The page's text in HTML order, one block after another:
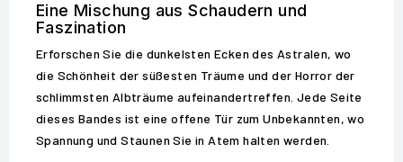
Eine Mischung aus Schaudern und
Faszination
Erforschen Sie die dunkelsten Ecken des Astralen, wo
die Schönheit der süßesten Träume und der Horror der
schlimmsten Albträume aufeinandertreffen. Jede Seite
dieses Bandes ist eine offene Tür zum Unbekannten, wo
Spannung und Staunen Sie in Atem halten werden.